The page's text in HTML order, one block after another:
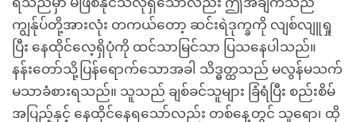
ကျွန်ုပ်တို့အားလုံး တကယ်တော့ ဆင်းရဲဒုက္ခကို လျစ်လျူရှု
ပြီး နေထိုင်လေ့ရှိပုံကို ထင်သာမြင်သာ ပြသနေပါသည်။
နန်းတော်သို့ပြန်ရောက်သောအခါ သိဒ္ဓတ္ထသည် မလွန်မသက်
မသာခံစားရသည်။ သူသည် ချစ်ခင်သူများ ခြံရံပြီး စည်းစိမ်
အပြည့်နှင့် နေထိုင်နေရသော်လည်း တစ်နေ့တွင် သူရော၊ ထို